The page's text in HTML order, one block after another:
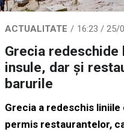
ACTUALITATE 16:23 / 25/
Grecia
insule, dar și
barurile
Grecia a redeschis
permis restaurantelor,